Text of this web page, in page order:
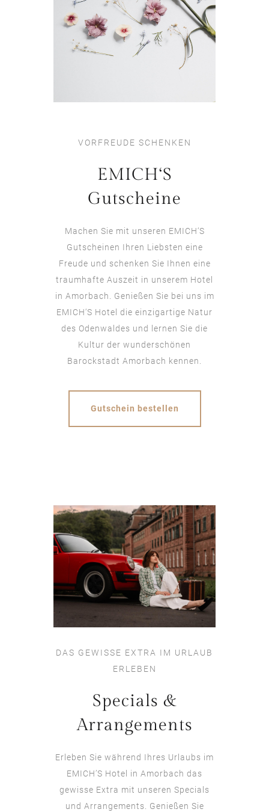
VORFREUDE SCHENKEN
EMICH‘S
Gutscheine
Machen Sie mit unseren EMICH‘S
Gutscheinen Ihren Liebsten eine
Freude und schenken Sie Ihnen eine
traumhafte Auszeit in unserem Hotel
in Amorbach. Genießen Sie bei uns im
EMICH‘S Hotel die einzigartige Natur
des Odenwaldes und lernen Sie die
Kultur der wunderschönen
Barockstadt Amorbach kennen.
Gutschein bestellen
DAS GEWISSE EXTRA IM URLAUB
ERLEBEN
Specials &
Arrangements
Erleben Sie während Ihres Urlaubs im
EMICH’S Hotel in Amorbach das
gewisse Extra mit unseren Specials
und Arrangements. Genießen Sie